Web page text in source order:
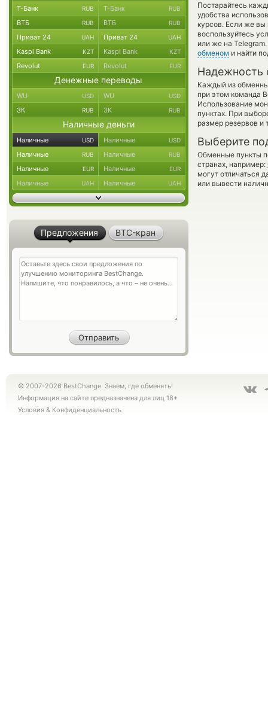
Постарайтесь
удобства
курсов. Если же вы
воспользуйтесь
или же на
обменом и найти
Надежность
Каждый из
при этом команда
Использование
пунктах. При
размер резервов и
Выберите
Обменные пункты
странах, например:
могут отличаться
или вывести
Т-Банк RUB Т-Банк RUB
ВТБ RUB ВТБ RUB
Приват 24 UAH Приват 24 UAH
Kaspi Bank KZT Kaspi Bank KZT
Revolut EUR Revolut EUR
Денежные переводы
WU USD WU USD
ЗК RUB ЗК RUB
Наличные деньги
Наличные USD Наличные USD
Наличные RUB Наличные RUB
Наличные EUR Наличные EUR
Наличные UAH Наличные UAH
Предложения BTC-кран
© 2007-2026 BestChange. Знаем, где обменять!
Информация на сайте предназначена для лиц 18+
Условия & Конфиденциальность